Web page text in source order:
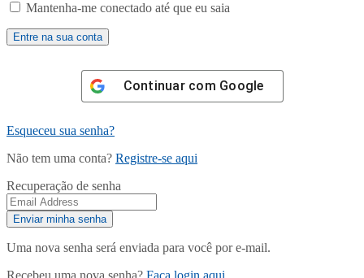
Mantenha-me conectado até que eu saia
Continuar com Google
Esqueceu sua senha?
Não tem uma conta? Registre-se aqui
Recuperação de senha
Uma nova senha será enviada para você por e-mail.